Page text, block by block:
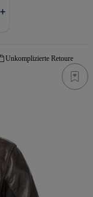
Unkomplizierte Retoure